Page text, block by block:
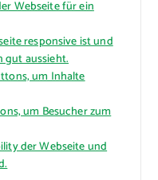
Webseite für ein
responsive ist und
gut aussieht.
um Inhalte
um Besucher zum
der Webseite und